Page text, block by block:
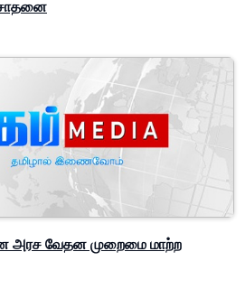
சோதனை
அரச வேதன முறைமை மாற்ற